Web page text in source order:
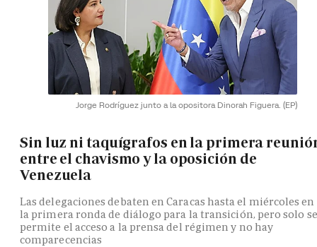
Jorge Rodríguez junto a la opositora Dinorah Figuera. (EP)
Sin luz ni taquígrafos en la primera
entre el chavismo y la oposición de
Venezuela
Las delegaciones debaten en Caracas hasta el miércoles en
la primera ronda de diálogo para la transición, pero solo se
permite el acceso a la prensa del régimen y no hay
comparecencias